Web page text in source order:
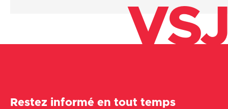
VSJ
Restez informé en tout temps